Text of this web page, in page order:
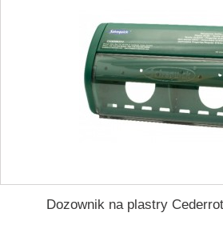
Dozownik na plastry